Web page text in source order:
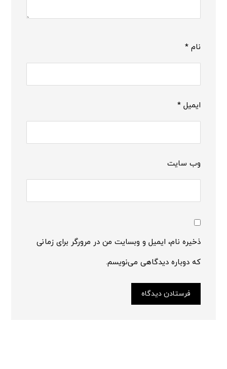
نام*
ایمیل*
وب‌ سایت
ذخیره نام، ایمیل و وبسایت من در مرورگر برای زمانی
که دوباره دیدگاهی می‌نویسم.
فرستادن دیدگاه